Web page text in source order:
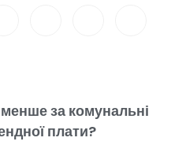
за комунальні
плати?